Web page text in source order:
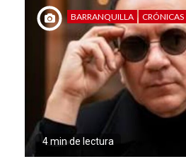
BARRANQUILLA CRÓNICAS
4 min de lectura